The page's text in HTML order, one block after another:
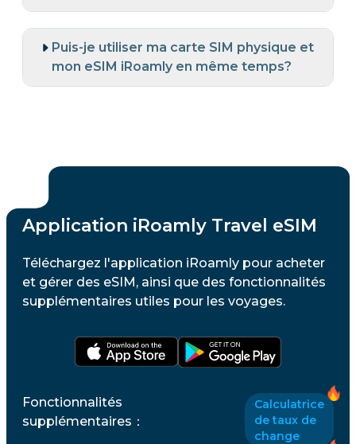
Puis-je utiliser ma carte SIM physique et
mon eSIM iRoamly en même temps?
Application iRoamly Travel eSIM
Téléchargez l'application iRoamly pour acheter
et gérer des eSIM, ainsi que des fonctionnalités
supplémentaires utiles pour les voyages.
Fonctionnalités
supplémentaires ：
Calculatrice
de taux de
change